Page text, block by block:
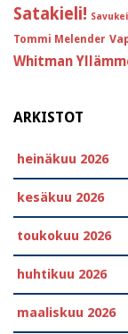
Satakieli!
Tommi Melender
Whitman
ARKISTOT
heinäkuu 2026
kesäkuu 2026
toukokuu 2026
huhtikuu 2026
maaliskuu 2026